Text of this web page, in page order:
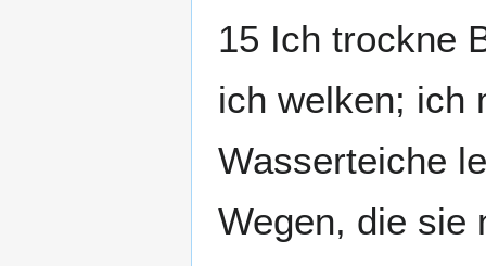
15 Ich trockne
ich welken; ich
Wasserteiche
Wegen, die sie